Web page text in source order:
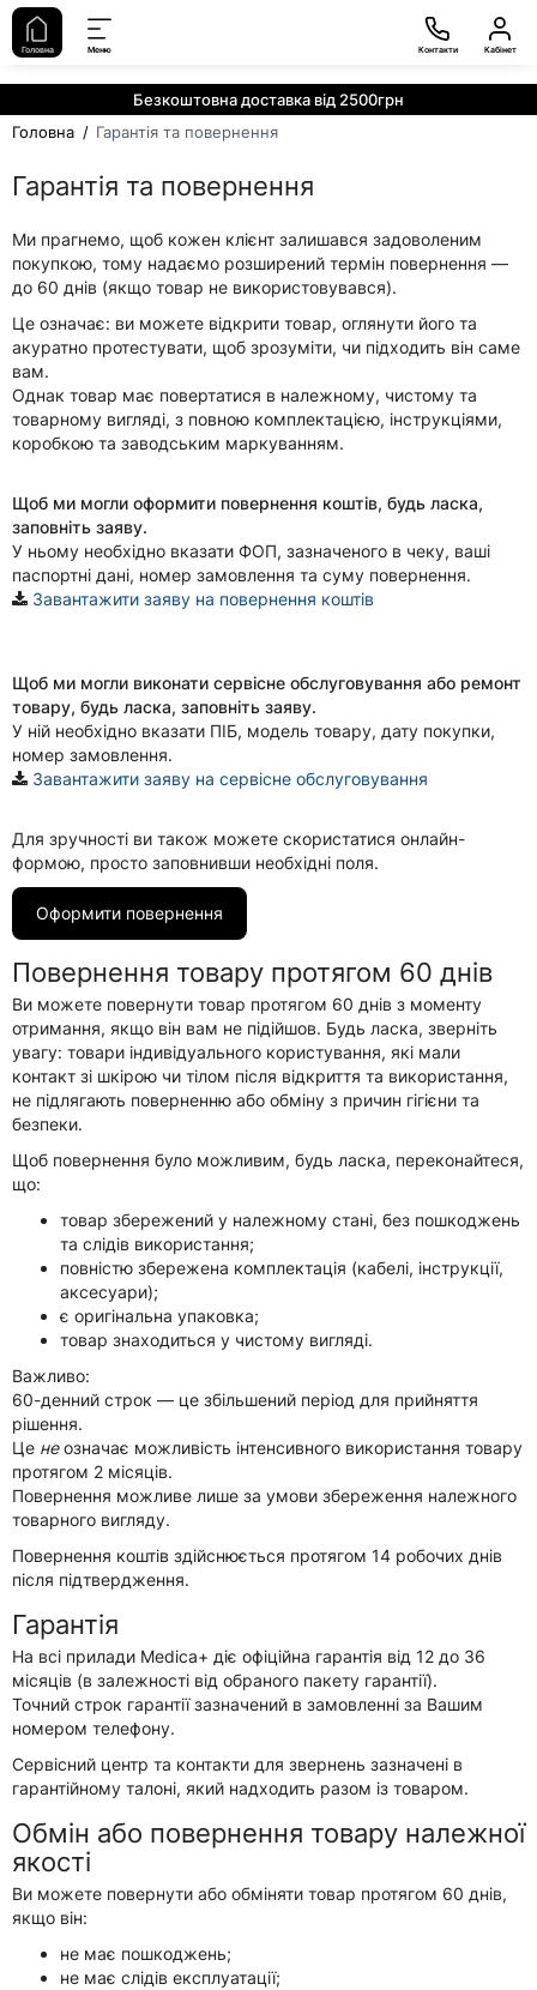
Безкоштовна доставка від 2500грн
Головна Меню Контакти Кабінет
Головна Гарантія та повернення
Гарантія та повернення
Ми прагнемо, щоб кожен клієнт залишався задоволеним
покупкою, тому надаємо розширений термін повернення —
до 60 днів (якщо товар не використовувався).
Це означає: ви можете відкрити товар, оглянути його та
акуратно протестувати, щоб зрозуміти, чи підходить він саме
вам.
Однак товар має повертатися в належному, чистому та
товарному вигляді, з повною комплектацією, інструкціями,
коробкою та заводським маркуванням.
Щоб ми могли оформити повернення коштів, будь ласка,
заповніть заяву.
У ньому необхідно вказати ФОП, зазначеного в чеку, ваші
паспортні дані, номер замовлення та суму повернення.
Завантажити заяву на повернення коштів
Щоб ми могли виконати сервісне обслуговування або ремонт
товару, будь ласка, заповніть заяву.
У ній необхідно вказати ПІБ, модель товару, дату покупки,
номер замовлення.
Завантажити заяву на сервісне обслуговування
Для зручності ви також можете скористатися онлайн-
формою, просто заповнивши необхідні поля.
Оформити повернення
Повернення товару протягом 60 днів
Ви можете повернути товар протягом 60 днів з моменту
отримання, якщо він вам не підійшов. Будь ласка, зверніть
увагу: товари індивідуального користування, які мали
контакт зі шкірою чи тілом після відкриття та використання,
не підлягають поверненню або обміну з причин гігієни та
безпеки.
Щоб повернення було можливим, будь ласка, переконайтеся,
що:
товар збережений у належному стані, без пошкоджень
та слідів використання;
повністю збережена комплектація (кабелі, інструкції,
аксесуари);
є оригінальна упаковка;
товар знаходиться у чистому вигляді.
Важливо:
60-денний строк — це збільшений період для прийняття
рішення.
Це неозначає можливість інтенсивного використання товару
протягом 2 місяців.
Повернення можливе лише за умови збереження належного
товарного вигляду.
Повернення коштів здійснюється протягом 14 робочих днів
після підтвердження.
Гарантія
На всі прилади Medica+ діє офіційна гарантія від 12 до 36
місяців (в залежності від обраного пакету гарантії).
Точний строк гарантії зазначений в замовленні за Вашим
номером телефону.
Сервісний центр та контакти для звернень зазначені в
гарантійному талоні, який надходить разом із товаром.
Обмін або повернення товару належної
якості
Ви можете повернути або обміняти товар протягом 60 днів,
якщо він:
не має пошкоджень;
не має слідів експлуатації;